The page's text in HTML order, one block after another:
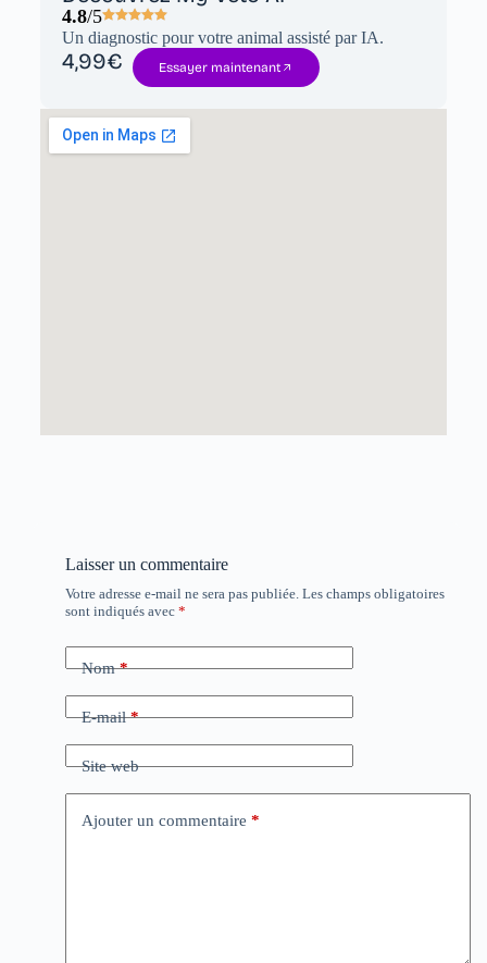
4.8/5
Un diagnostic pour votre animal assisté par IA.
4,99€ Essayer maintenant
Laisser un commentaire
Votre adresse e-mail ne sera pas publiée. Les champs obligatoires
sont indiqués avec *
Nom*
E-mail*
Site web
Ajouter un commentaire *